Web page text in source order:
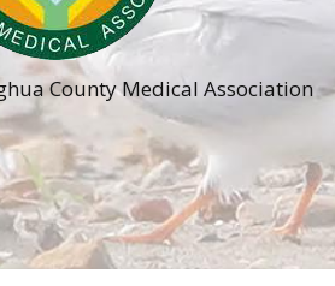
County Medical Association